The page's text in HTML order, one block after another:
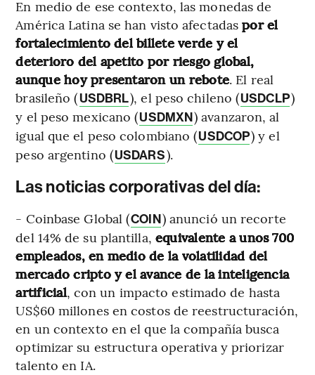
En medio de ese contexto, las monedas de
América Latina se han visto afectadaspor el
fortalecimiento del billete verde y el
deterioro del apetito por riesgo global,
aunque hoy presentaron un rebote. El real
brasileño (USDBRL), el peso chileno (USDCLP)
y el peso mexicano (USDMXN) avanzaron, al
igual que el peso colombiano (USDCOP) y el
peso argentino (USDARS).
Las noticias corporativas del día:
- Coinbase Global (COIN) anunció un recorte
del 14% de su plantilla, equivalente a unos 700
empleados, en medio de la volatilidad del
mercado cripto y el avance de la inteligencia
artificial, con un impacto estimado de hasta
US$60 millones en costos de reestructuración,
en un contexto en el que la compañía busca
optimizar su estructura operativa y priorizar
talento en IA.